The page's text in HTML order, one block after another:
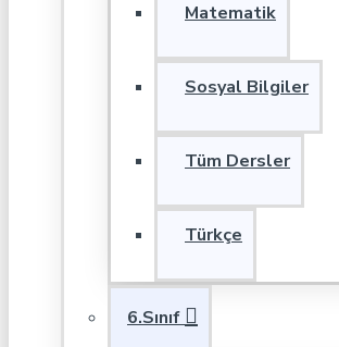
Matematik
Sosyal Bilgiler
Tüm Dersler
Türkçe
6.Sınıf